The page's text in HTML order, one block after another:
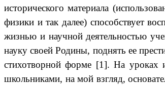
исторического материала
физики и так далее) способствует
жизнью и научной деятельностью
науку своей Родины, поднять ее
стихотворной форме [1]. На уроках
школьниками, на мой взгляд,